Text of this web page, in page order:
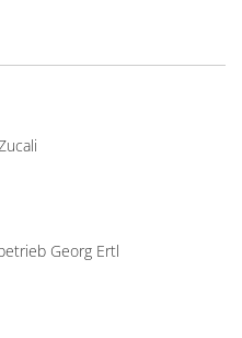
Georg Ertl